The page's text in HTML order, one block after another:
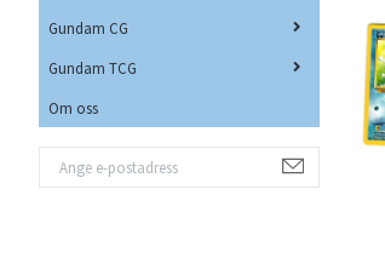
Gundam CG
Gundam TCG
Om oss